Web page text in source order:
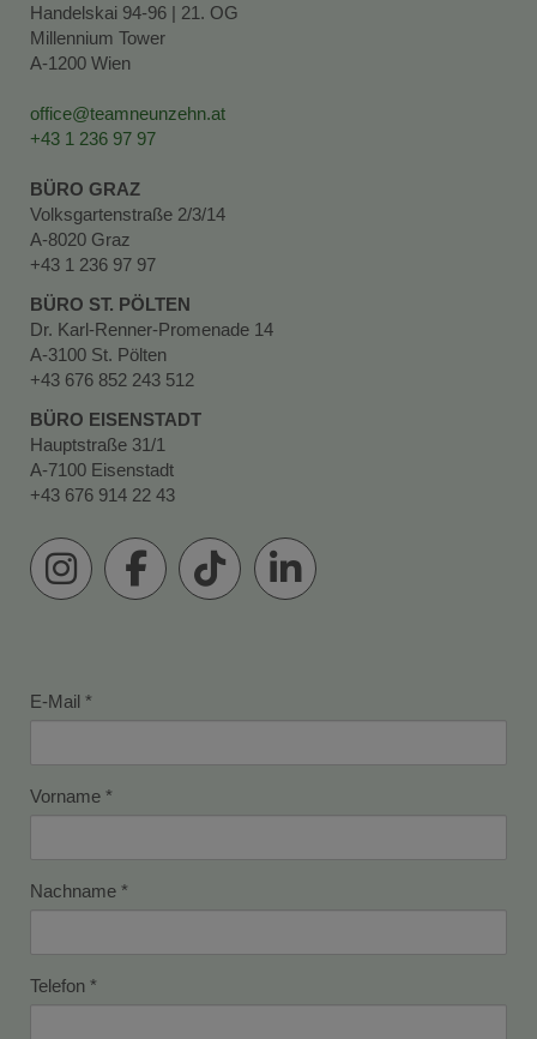
Handelskai 94-96 | 21. OG
Millennium Tower
A-1200 Wien
office@teamneunzehn.at
+43 1 236 97 97
BÜRO GRAZ
Volksgartenstraße 2/3/14
A-8020 Graz
+43 1 236 97 97
BÜRO ST. PÖLTEN
Dr. Karl-Renner-Promenade 14
A-3100 St. Pölten
+43 676 852 243 512
BÜRO EISENSTADT
Hauptstraße 31/1
A-7100 Eisenstadt
+43 676 914 22 43
E-Mail
Vorname
Nachname
Telefon